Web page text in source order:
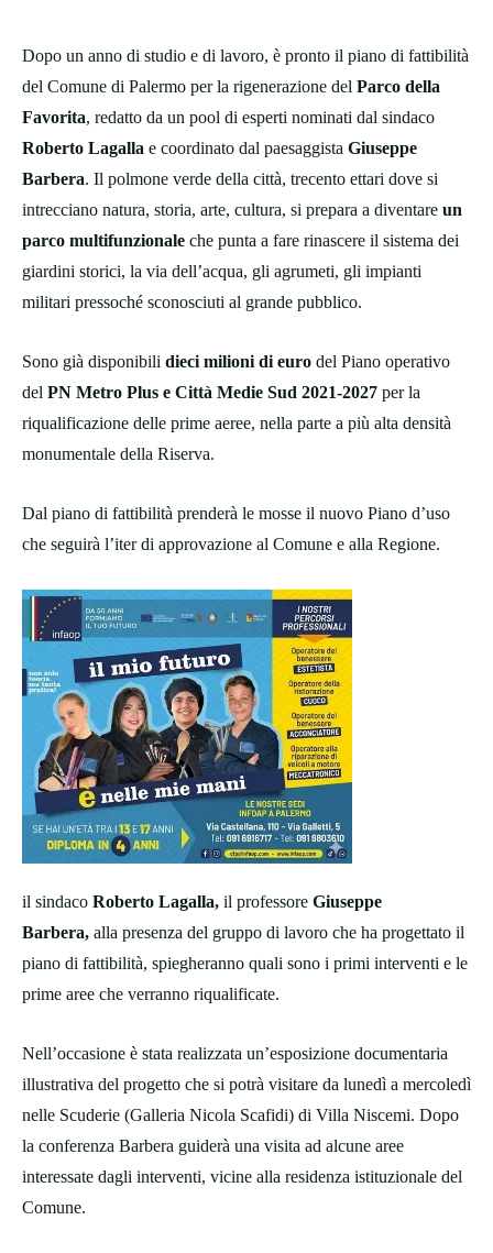
Dopo un anno di studio e di lavoro, è pronto il piano di fattibilità
del Comune di Palermo per la rigenerazione del Parco della
Favorita, redatto da un pool di esperti nominati dal sindaco
Roberto Lagalla e coordinato dal paesaggista Giuseppe
Barbera. Il polmone verde della città, trecento ettari dove si
intrecciano natura, storia, arte, cultura, si prepara a diventare un
parco multifunzionale che punta a fare rinascere il sistema dei
giardini storici, la via dell’acqua, gli agrumeti, gli impianti
militari pressoché sconosciuti al grande pubblico.
Sono già disponibili dieci milioni di euro del Piano operativo
del PN Metro Plus e Città Medie Sud 2021-2027 per la
riqualificazione delle prime aeree, nella parte a più alta densità
monumentale della Riserva.
Dal piano di fattibilità prenderà le mosse il nuovo Piano d’uso
che seguirà l’iter di approvazione al Comune e alla Regione.
il sindaco Roberto Lagalla, il professore Giuseppe
Barbera, alla presenza del gruppo di lavoro che ha progettato il
piano di fattibilità, spiegheranno quali sono i primi interventi e le
prime aree che verranno riqualificate.
Nell’occasione è stata realizzata un’esposizione documentaria
illustrativa del progetto che si potrà visitare da lunedì a mercoledì
nelle Scuderie (Galleria Nicola Scafidi) di Villa Niscemi. Dopo
la conferenza Barbera guiderà una visita ad alcune aree
interessate dagli interventi, vicine alla residenza istituzionale del
Comune.